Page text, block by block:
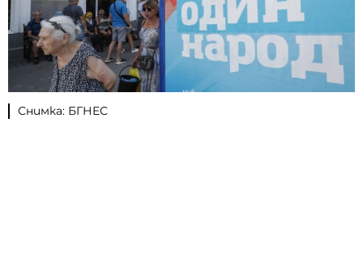
Снимка: БГНЕС